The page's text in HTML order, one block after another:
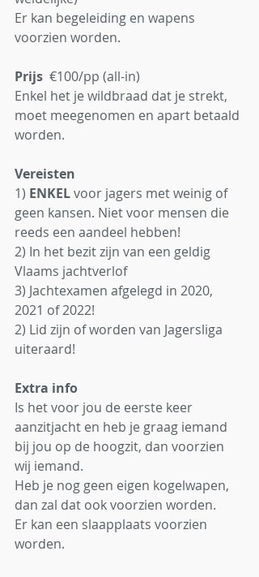
Er kan begeleiding en wapens
voorzien worden.
Prijs
  €100/pp (all-in)
Enkel het je wildbraad dat je strekt,
moet meegenomen en apart betaald
worden.
Vereisten
1) ENKEL voor jagers met weinig of
geen kansen. Niet voor mensen die
reeds een aandeel hebben!
2) In het bezit zijn van een geldig
Vlaams jachtverlof
3) Jachtexamen afgelegd in 2020,
2021 of 2022!
2) Lid zijn of worden van Jagersliga
uiteraard!
Extra info
Is het voor jou de eerste keer
aanzitjacht en heb je graag iemand
bij jou op de hoogzit, dan voorzien
wij iemand.
Heb je nog geen eigen kogelwapen,
dan zal dat ook voorzien worden.
Er kan een slaapplaats voorzien
worden.